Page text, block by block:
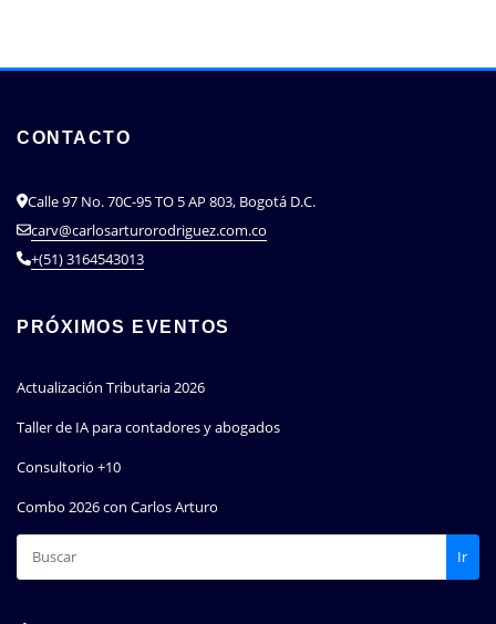
CONTACTO
Calle 97 No. 70C-95 TO 5 AP 803, Bogotá D.C.
carv@carlosarturorodriguez.com.co
+(51) 3164543013
PRÓXIMOS EVENTOS
Actualización Tributaria 2026
Taller de IA para contadores y abogados
Consultorio +10
Combo 2026 con Carlos Arturo
Ir